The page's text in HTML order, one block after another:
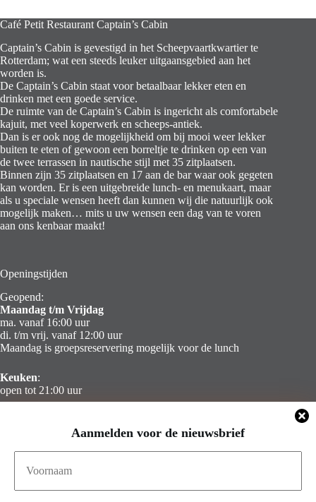
Aanmelden voor de nieuwsbrief
Café Petit Restaurant Captain’s Cabin
Captain’s Cabin is gevestigd in het Scheepvaartkwartier te
Rotterdam; wat een steeds leuker uitgaansgebied aan het
worden is.
De Captain’s Cabin staat voor betaalbaar lekker eten en
drinken met een goede service.
De ruimte van de Captain’s Cabin is ingericht als comfortabele
kajuit, met veel koperwerk en scheeps-antiek.
Dan is er ook nog de mogelijkheid om bij mooi weer lekker
buiten te eten of gewoon een borreltje te drinken op een van
de twee terrassen in nautische stijl met 35 zitplaatsen.
Binnen zijn 35 zitplaatsen en 17 aan de bar waar ook gegeten
kan worden. Er is een uitgebreide lunch- en menukaart, maar
als u speciale wensen heeft dan kunnen wij die natuurlijk ook
mogelijk maken… mits u uw wensen een dag van te voren
aan ons kenbaar maakt!
Openingstijden
Geopend:
Maandag t/m Vrijdag
ma. vanaf 16:00 uur
di. t/m vrij. vanaf 12:00 uur
Maandag is groepsreservering mogelijk voor de lunch
Keuken:
open tot 21:00 uur